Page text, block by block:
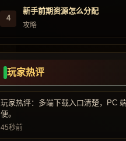
4
新手前期资源怎么分配
攻略
玩家热评
玩家热评：多端下载入口清楚，PC
便。
45秒前